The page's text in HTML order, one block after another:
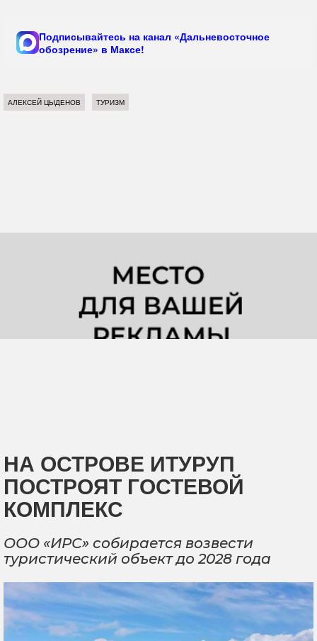
Подписывайтесь на канал «Дальневосточное
обозрение» в Максе!
АЛЕКСЕЙ ЦЫДЕНОВ ТУРИЗМ
НА ОСТРОВЕ ИТУРУП
ПОСТРОЯТ ГОСТЕВОЙ
КОМПЛЕКС
ООО «ИРС» собирается возвести
туристический объект до 2028 года